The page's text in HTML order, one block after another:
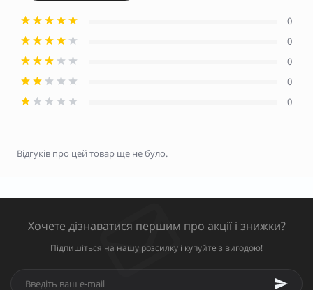
0
0
0
0
0
Відгуків про цей товар ще не було.
Хочете дізнаватися першим про акції і знижки?
Підпишіться на нашу розсилку і купуйте з вигодою!